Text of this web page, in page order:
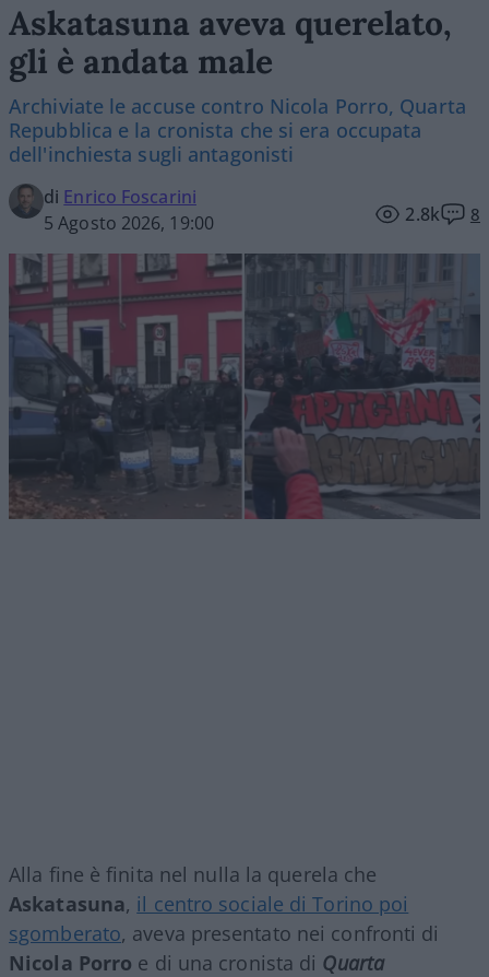
Askatasuna aveva querelato,
gli è andata male
Archiviate le accuse contro Nicola Porro, Quarta
Repubblica e la cronista che si era occupata
dell'inchiesta sugli antagonisti
di Enrico Foscarini
5 Agosto 2026, 19:00
2.8k 8
Alla fine è finita nel nulla la querela che
Askatasuna, il centro sociale di Torino poi
sgomberato, aveva presentato nei confronti di
Nicola Porro e di una cronista di Quarta